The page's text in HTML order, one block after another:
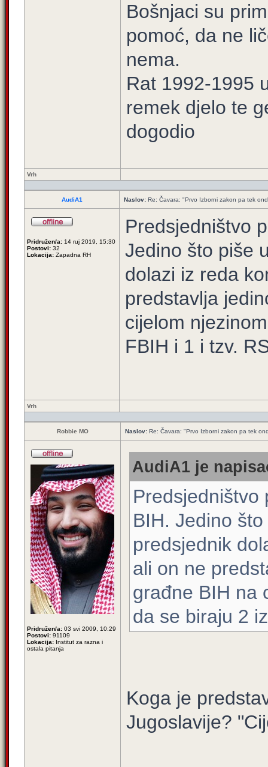
Bošnjaci su
pomoć, da ne
nema.
Rat 1992-1995
remek djelo te
dogodio
Vrh
AudiA1 Naslov: Re: Čavara: "Prvo Izborni zakon pa tek
Pridružen/a: 14 ruj 2019, 15:30
Postovi: 32
Lokacija: Zapadna RH
Predsjedništvo
Jedino što piše
dolazi iz reda
predstavlja
cijelom
FBIH i 1 i tzv.
Vrh
Robbie MO Naslov: Re: Čavara: "Prvo Izborni zakon pa tek
Pridružen/a: 03 svi 2009, 10:29
Postovi: 91109
Lokacija: Institut za razna i
ostala pitanja
AudiA1 je
Predsjedništvo
BIH. Jedino
predsjednik
ali on ne
građne BIH na
da se biraju 2
Koga je
Jugoslavije?